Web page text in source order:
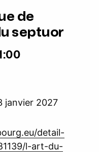
de
septuor
janvier 2027
detail-
l-art-du-